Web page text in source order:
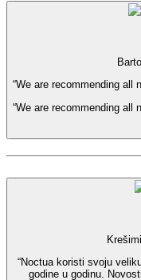
“We are recommending all
“We are recommending all
“Noctua koristi svoju
godine u godinu.